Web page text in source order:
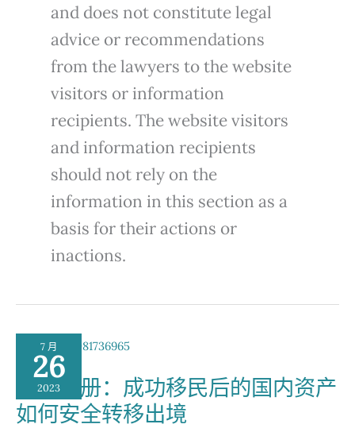
and does not constitute legal
advice or recommendations
from the lawyers to the website
visitors or information
recipients. The website visitors
and information recipients
should not rely on the
information in this section as a
basis for their actions or
inactions.
7 月
26
2023
实战手册：成功移民后的国内资产
如何安全转移出境